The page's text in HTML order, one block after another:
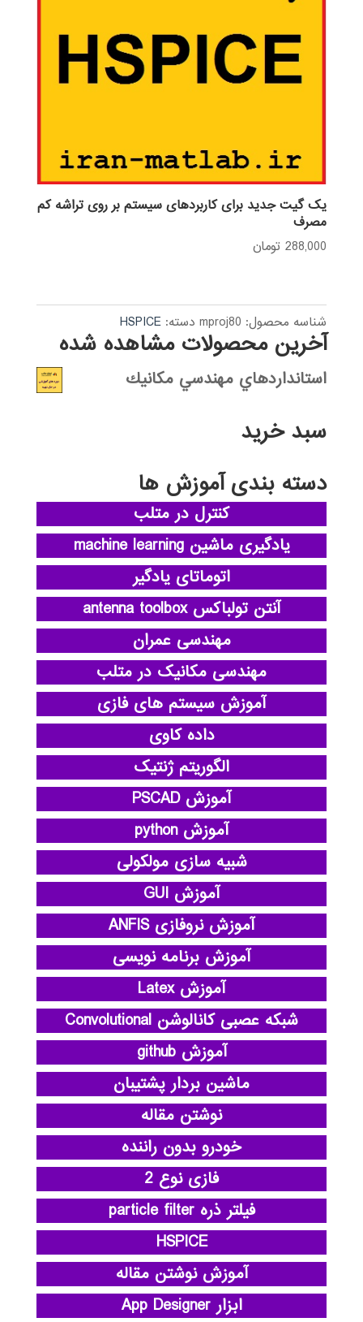
یک گیت جدید برای کاربردهای سیستم بر روی تراشه کم
مصرف
288,000 تومان
شناسه محصول: mproj80 دسته: HSPICE
آخرین محصولات مشاهده شده
استانداردهاي مهندسي مكانيك
سبد خرید
دسته بندی آموزش ها
کنترل در متلب
یادگیری ماشین machine learning
اتوماتای یادگیر
آنتن تولباکس antenna toolbox
مهندسی عمران
مهندسی مکانیک در متلب
آموزش سیستم های فازی
داده کاوی
الگوریتم ژنتیک
آموزش PSCAD
آموزش python
شبیه سازی مولکولی
آموزش GUI
آموزش نروفازی ANFIS
آموزش برنامه نویسی
آموزش Latex
شبکه عصبی کانالوشن Convolutional
آموزش github
ماشین بردار پشتیبان
نوشتن مقاله
خودرو بدون راننده
فازی نوع 2
فیلتر ذره particle filter
HSPICE
آموزش نوشتن مقاله
ابزار App Designer